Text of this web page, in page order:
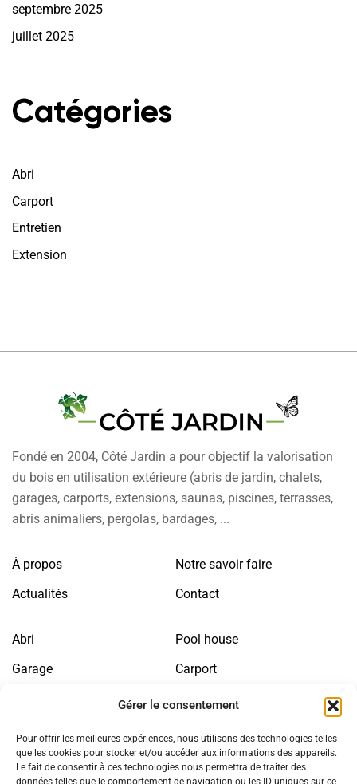
Gérer le consentement
Pour offrir les meilleures expériences, nous utilisons des technologies telles
que les cookies pour stocker et/ou accéder aux informations des appareils.
Le fait de consentir à ces technologies nous permettra de traiter des
données telles que le comportement de navigation ou les ID uniques sur ce
septembre 2025
juillet 2025
Catégories
Abri
Carport
Entretien
Extension
Fondé en 2004, Côté Jardin a pour objectif la valorisation
du bois en utilisation extérieure (abris de jardin, chalets,
garages, carports, extensions, saunas, piscines, terrasses,
abris animaliers, pergolas, bardages, ...
À propos
Notre savoir faire
Actualités
Contact
Abri
Pool house
Garage
Carport
Sauna
Politique de confidentialité Mentions légales